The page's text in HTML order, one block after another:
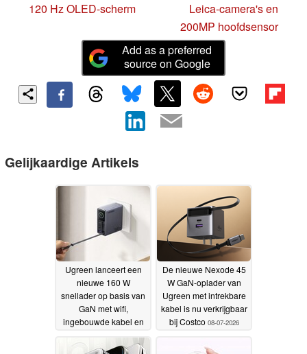
120 Hz OLED-scherm
Leica-camera's en
200MP hoofdsensor
Add as a preferred
source on Google
Gelijkaardige Artikels
Ugreen lanceert een
nieuwe 160 W
snellader op basis van
GaN met wifi,
ingebouwde kabel en
30-07-2026
De nieuwe Nexode 45
W GaN-oplader van
Ugreen met intrekbare
kabel is nu verkrijgbaar
bij Costco 08-07-2026